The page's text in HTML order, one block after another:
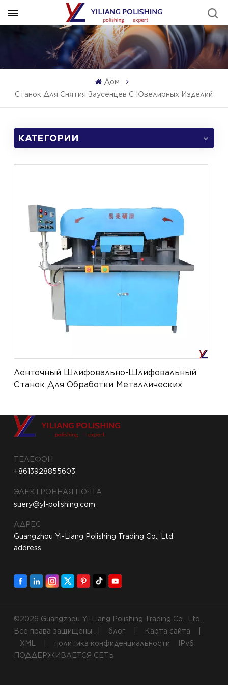
Дом
Станок Для Снятия Заусенцев С Ювелирных Изделий
КАТЕГОРИИ
Ленточный Шлифовально-Шлифовальный
Станок Для Обработки Металлических
ТЕЛЕФОН
+8613928855603
ЭЛЕКТРОННАЯ ПОЧТА
suery@yl-polishing.com
АДРЕС
Guangzhou Yi-Liang Polishing Trading Co., Ltd.
address
©2026 Guangzhou Yi-Liang Polishing Trading Co., Ltd.
Все права защищены . |
блог Карта сайта
XML
политика конфиденциальности
IPv6
ПОДДЕРЖИВАЕТСЯ СЕТЬ